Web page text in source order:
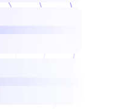
jobs/api/